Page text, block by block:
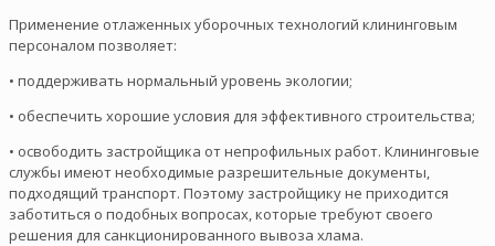
Применение отлаженных уборочных технологий клининговым
персоналом позволяет:
• поддерживать нормальный уровень экологии;
• обеспечить хорошие условия для эффективного строительства;
• освободить застройщика от непрофильных работ. Клининговые
службы имеют необходимые разрешительные документы,
подходящий транспорт. Поэтому застройщику не приходится
заботиться о подобных вопросах, которые требуют своего
решения для санкционированного вывоза хлама.